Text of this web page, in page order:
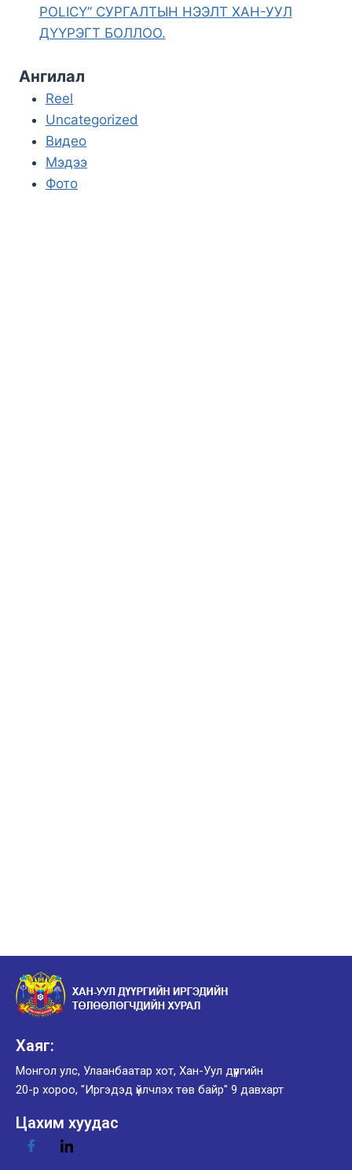
POLICY” СУРГАЛТЫН НЭЭЛТ ХАН-УУЛ
ДҮҮРЭГТ БОЛЛОО.
Ангилал
Reel
Uncategorized
Видео
Мэдээ
Фото
Хаяг:
Монгол улс, Улаанбаатар хот, Хан-Уул дүүргийн
20-р хороо, "Иргэдэд үйлчлэх төв байр" 9 давхарт
Цахим хуудас